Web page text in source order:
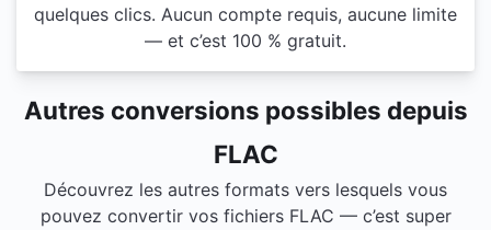
quelques clics. Aucun compte requis, aucune limite
— et c’est 100 % gratuit.
Autres conversions possibles depuis
FLAC
Découvrez les autres formats vers lesquels vous
pouvez convertir vos fichiers FLAC — c’est super